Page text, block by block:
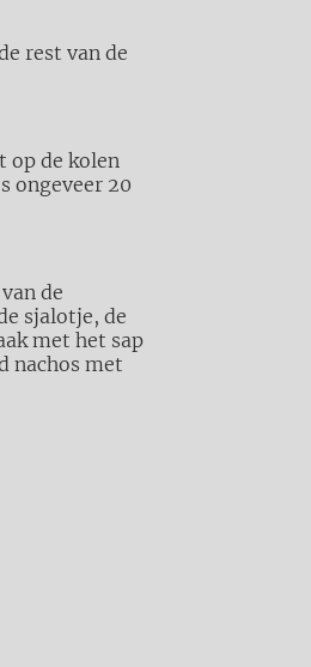
rest van de
op de kolen
ongeveer 20
de
sjalotje, de
met het sap
nachos met